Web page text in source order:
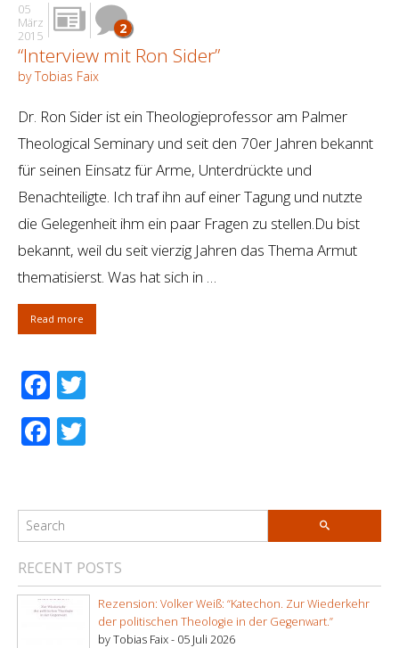
05
März
2015
2
“Interview mit Ron Sider”
by Tobias Faix
Dr. Ron Sider ist ein Theologieprofessor am Palmer
Theological Seminary und seit den 70er Jahren bekannt
für seinen Einsatz für Arme, Unterdrückte und
Benachteiligte. Ich traf ihn auf einer Tagung und nutzte
die Gelegenheit ihm ein paar Fragen zu stellen.Du bist
bekannt, weil du seit vierzig Jahren das Thema Armut
thematisierst. Was hat sich in …
Read more
Facebook
Facebook
RECENT POSTS
Rezension: Volker Weiß: “Katechon. Zur Wiederkehr
der politischen Theologie in der Gegenwart.”
by Tobias Faix - 05 Juli 2026